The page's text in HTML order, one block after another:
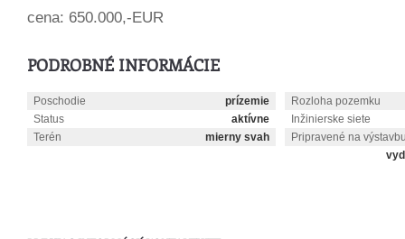
cena: 650.000,-EUR
PODROBNÉ INFORMÁCIE
Poschodie prízemie
Rozloha pozemku
Status
aktívne
Inžinierske siete
Terén
mierny svah
Pripravené na